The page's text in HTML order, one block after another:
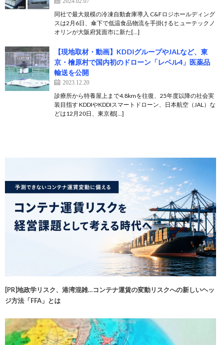
同社で最大規模の冷凍自動倉庫導入 C&Fロジホールディング
スは2月6日、傘下で低温食品物流を手掛けるヒューテックノ
オリンが大阪府箕面市に新た[…]
【現地取材・動画】KDDIグループやJALなど、東
京・檜原村で国内初のドローン「レベル4」医薬品
輸送を公開
2023.12.20
診療所から特養屋上まで4.8kmを往復、25年度以降の社会実
装目指す KDDIやKDDIスマートドローン、日本航空（JAL）な
どは12月20日、東京都[…]
[PR]地政学リスク、港湾混雑…コンテナ運賃の変動リスクへの新しいヘッ
ジ方法「FFA」とは